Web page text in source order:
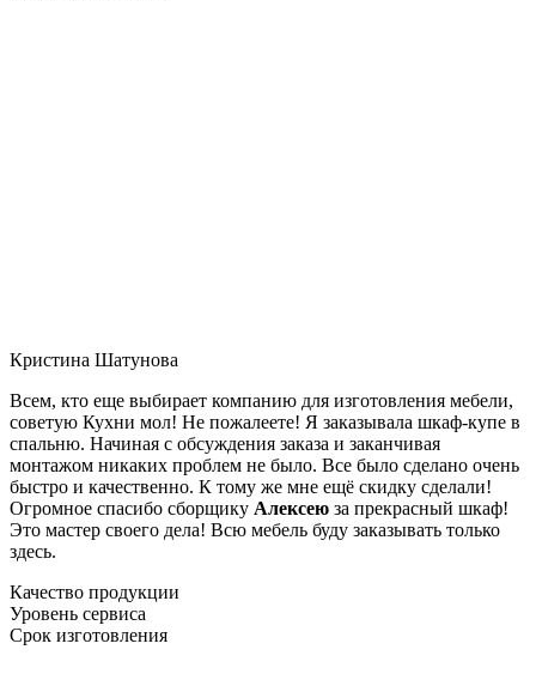
Кристина Шатунова
Всем, кто еще выбирает компанию для изготовления мебели,
советую Кухни мол! Не пожалеете! Я заказывала шкаф-купе в
спальню. Начиная с обсуждения заказа и заканчивая
монтажом никаких проблем не было. Все было сделано очень
быстро и качественно. К тому же мне ещё скидку сделали!
Огромное спасибо сборщику Алексею за прекрасный шкаф!
Это мастер своего дела! Всю мебель буду заказывать только
здесь.
Качество продукции
Уровень сервиса
Срок изготовления